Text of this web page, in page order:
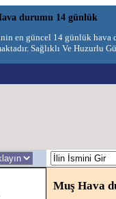
durumu 14 günlük
en güncel 14 günlük hava
Sağlıklı Ve Huzurlu
Muş Hava